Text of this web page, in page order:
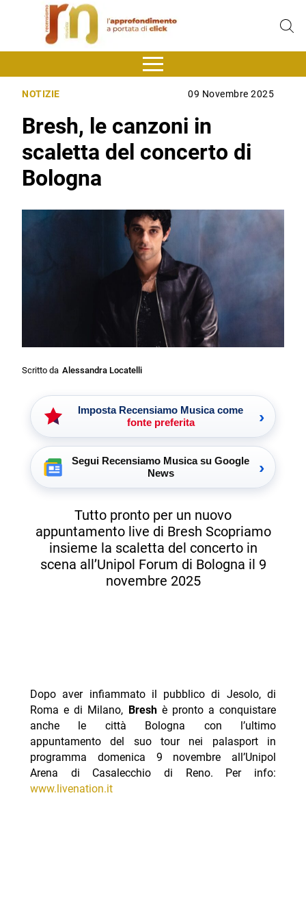
NOTIZIE 09 Novembre 2025
Bresh, le canzoni in
scaletta del concerto di
Bologna
Scritto da Alessandra Locatelli
Imposta Recensiamo Musica come
fonte preferita
›
Segui Recensiamo Musica su Google
News
›
Tutto pronto per un nuovo
appuntamento live di Bresh Scopriamo
insieme la scaletta del concerto in
scena all’Unipol Forum di Bologna il 9
novembre 2025
Dopo aver infiammato il pubblico di Jesolo, di
Roma e di Milano, Breshè pronto a conquistare
anche le città Bologna con l’ultimo
appuntamento del suo tour nei palasport in
programma domenica 9 novembre all’Unipol
Arena di Casalecchio di Reno. Per info:
www.livenation.it